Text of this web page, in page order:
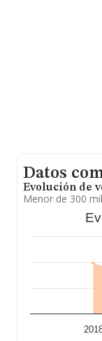
Datos
Evolución de
Menor de 300